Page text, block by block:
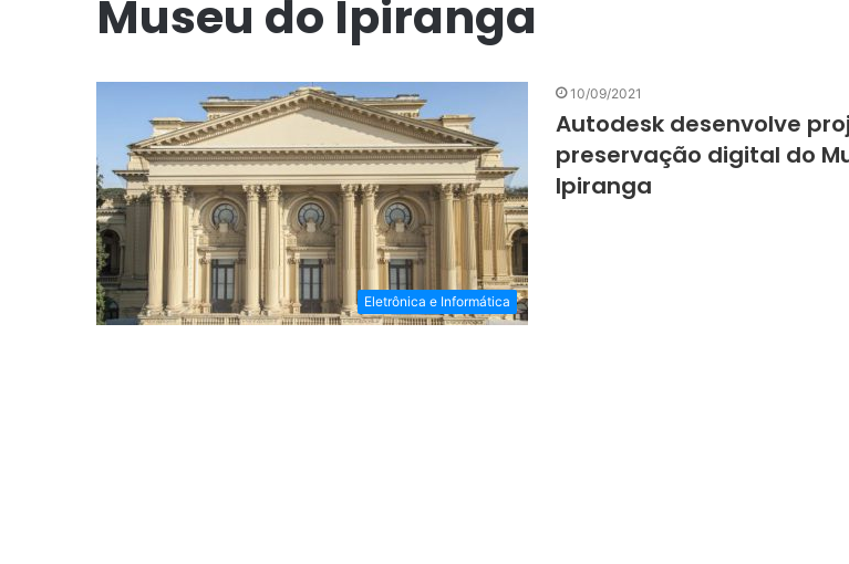
Museu do Ipiranga
Eletrônica e Informática
10/09/2021
Autodesk desenvolve
preservação digital do
Ipiranga